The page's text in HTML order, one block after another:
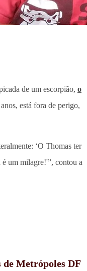
de um escorpião, o
está fora de perigo,
‘O Thomas ter
é um milagre!'”, contou a
de Metrópoles DF